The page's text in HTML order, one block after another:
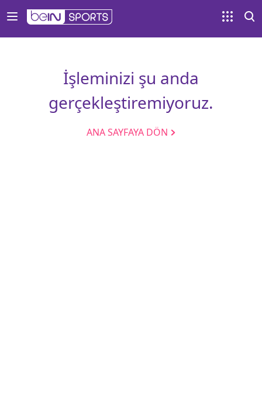
İşleminizi şu anda
gerçekleştiremiyoruz.
ANA SAYFAYA DÖN